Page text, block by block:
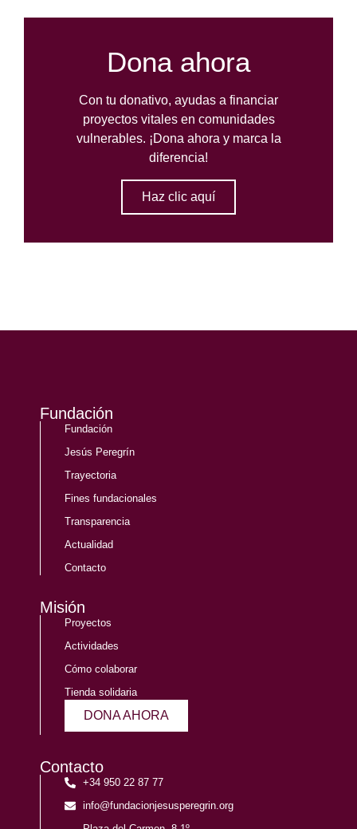
Dona ahora
Con tu donativo, ayudas a financiar
proyectos vitales en comunidades
vulnerables. ¡Dona ahora y marca la
diferencia!
Haz clic aquí
Fundación
Fundación
Jesús Peregrín
Trayectoria
Fines fundacionales
Transparencia
Actualidad
Contacto
Misión
Proyectos
Actividades
Cómo colaborar
Tienda solidaria
DONA AHORA
Contacto
+34 950 22 87 77
info@fundacionjesusperegrin.org